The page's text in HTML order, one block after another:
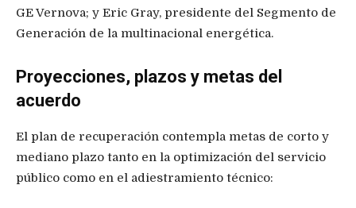
GE Vernova; y Eric Gray, presidente del Segmento de
Generación de la multinacional energética.
Proyecciones, plazos y metas del
acuerdo
El plan de recuperación contempla metas de corto y
mediano plazo tanto en la optimización del servicio
público como en el adiestramiento técnico: